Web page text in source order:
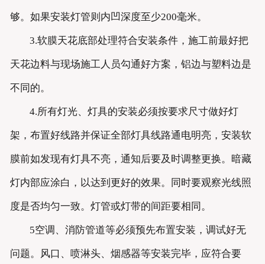
够。如果安装灯管则内凹深度至少200毫米。
3.软膜天花底部处理符合安装条件，施工前最好把
天花边料与现场施工人员勾通好方案，铝边与塑料边是
不同的。
4.所有灯光、灯具的安装必须按要求尺寸做好灯
架，布置好线路并保证全部灯具线路通电明亮，安装软
膜前如发现有灯具不亮，通知后要及时调整更换。暗藏
灯内部应涂白，以达到更好的效果。同时要观察光线照
度是否均匀一致。灯管或灯带的间距要相同。
5空调、消防管道等必须预先布置安装，调试好无
问题。风口、喷淋头、烟感器等安装完毕，应符合要